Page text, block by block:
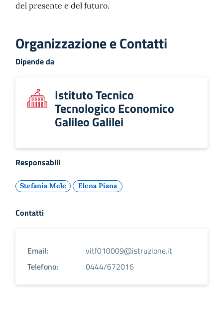
del presente e del futuro.
Organizzazione e Contatti
Dipende da
Istituto Tecnico
Tecnologico Economico
Galileo Galilei
Responsabili
Stefania Mele Elena Piana
Contatti
Email:
vitf010009@istruzione.it
Telefono:
0444/672016